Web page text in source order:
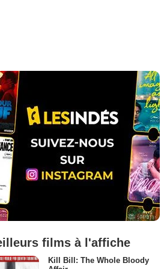
films à l'affiche
Kill Bill: The Whole Bloody